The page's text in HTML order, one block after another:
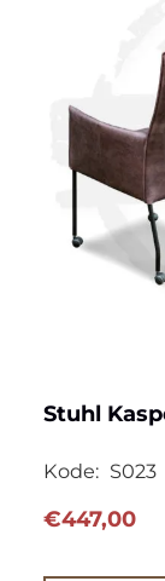
Stuhl
Kode: S023
€447,00